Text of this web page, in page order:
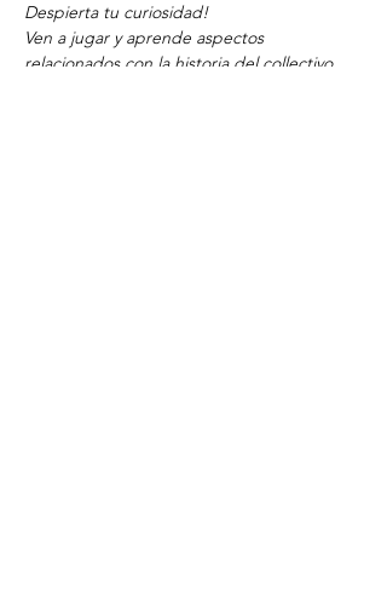
Despierta tu curiosidad!
Ven a jugar y aprende aspectos
relacionados con la historia del collectivo